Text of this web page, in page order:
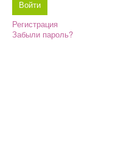
Регистрация
Забыли пароль?